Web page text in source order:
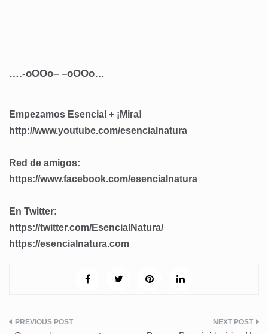
….-oOOo– –oOOo…
Empezamos Esencial + ¡Mira!
http://www.youtube.com/esencialnatura
Red de amigos:
https://www.facebook.com/esencialnatura
En Twitter:
https://twitter.com/EsencialNatura/
https://esencialnatura.com
Navegación